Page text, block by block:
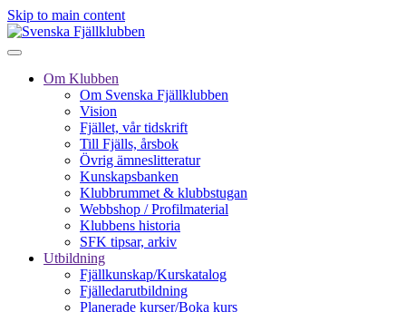
Skip to main content
Om Klubben
Om Svenska Fjällklubben
Vision
Fjället, vår tidskrift
Till Fjälls, årsbok
Övrig ämneslitteratur
Kunskapsbanken
Klubbrummet & klubbstugan
Webbshop / Profilmaterial
Klubbens historia
SFK tipsar, arkiv
Utbildning
Fjällkunskap/Kurskatalog
Fjälledarutbildning
Planerade kurser/Boka kurs